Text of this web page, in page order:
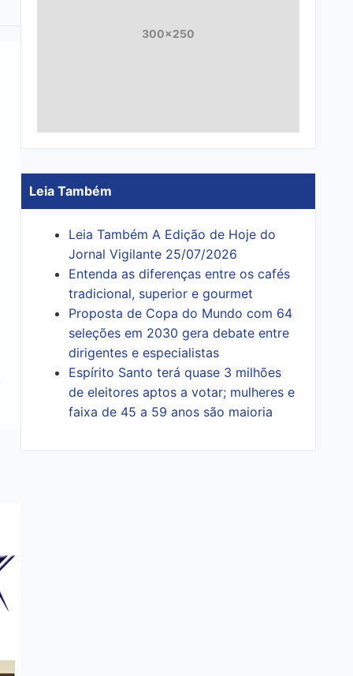
300x250
Leia Também
Leia Também A Edição de Hoje do
Jornal Vigilante 25/07/2026
Entenda as diferenças entre os cafés
tradicional, superior e gourmet
Proposta de Copa do Mundo com 64
seleções em 2030 gera debate entre
dirigentes e especialistas
Espírito Santo terá quase 3 milhões
de eleitores aptos a votar; mulheres e
faixa de 45 a 59 anos são maioria